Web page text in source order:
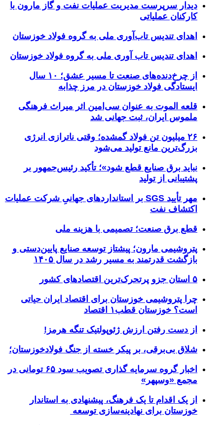
دیدار سرپرست مدیریت عملیات نفت و گاز مارون با
کارکنان عملیاتی
اهدای تندیس تاب‌آوری ملی به گروه فولاد خوزستان
اهدای تندیس تاب آوری ملی به گروه فولاد خوزستان
از چرخ‌دنده‌های صنعت تا مسیر عشق؛ ۱۰ سال
ایستادگی فولاد خوزستان در مرز چذابه
قلعه الموت به عنوان سی‌امین اثر میراث‌ فرهنگی
ملموس ایران، ثبت جهانی شد
۲۶ میلیون تن فولاد گمشده؛ وقتی ناترازی انرژی
بزرگ‌ترین مانع تولید می‌شود
نباید برق صنایع قطع شود»؛ تأکید رئیس‌جمهور بر
پشتیبانی از تولید
مهر تأیید SGS بر استانداردهای جهانیِ شرکت عملیات
اکتشاف نفت
قطع برق صنعت؛ تصمیمی با هزینه ملی
پتروشیمی مارون؛ پیشتاز توسعه صنایع پایین‌دستی و
بازگشت قدرتمند به مسیر رشد در سال ۱۴۰۵
۵ استان جزو پرتحرک‌ترین اقتصاد‌های کشور
چرا پتروشیمی خوزستان برای اقتصاد ایران حیاتی
است؟ خوزستان قطب۱ اقتصاد
از دست رفتن ارزش ژئوپولتیک تنگه هرمز!
شلاق‌ بی‌برقی، بر پیکر خسته‌ از جنگ فولادخوزستان؛
اخبار گروه سرمایه گذاری تصویب سود ۶۵ تومانی در
مجمع «وسپهر»
از یک اقدام تا یک فرهنگ، پیشنهادی به استاندار
خوزستان برای نهادینه‌سازی توسعه